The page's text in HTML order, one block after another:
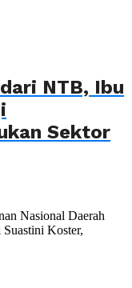
NTB, Ibu
Sektor
Nasional Daerah
Koster,